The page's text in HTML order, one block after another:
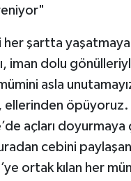
şartta yaşatmaya
iman dolu
asla
öpüyoruz.
açları doyurmaya
cebini
ortak kılan her